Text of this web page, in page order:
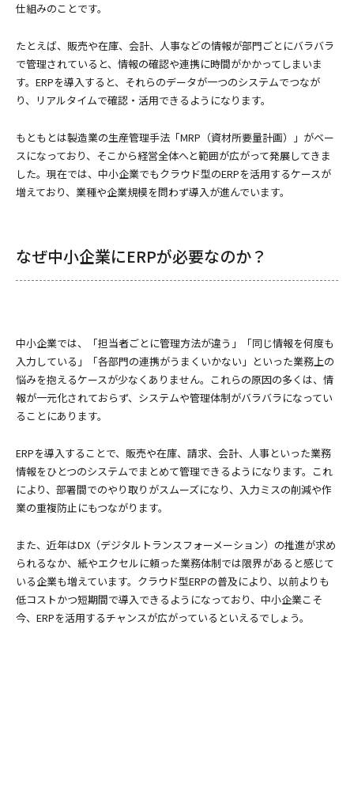
仕組みのことです。
たとえば、販売や在庫、会計、人事などの情報が部門ごとにバラバラ
で管理されていると、情報の確認や連携に時間がかかってしまいま
す。ERPを導入すると、それらのデータが一つのシステムでつなが
り、リアルタイムで確認・活用できるようになります。
もともとは製造業の生産管理手法「MRP（資材所要量計画）」がベー
スになっており、そこから経営全体へと範囲が広がって発展してきま
した。現在では、中小企業でもクラウド型のERPを活用するケースが
増えており、業種や企業規模を問わず導入が進んでいます。
なぜ中小企業にERPが必要なのか？
中小企業では、「担当者ごとに管理方法が違う」「同じ情報を何度も
入力している」「各部門の連携がうまくいかない」といった業務上の
悩みを抱えるケースが少なくありません。これらの原因の多くは、情
報が一元化されておらず、システムや管理体制がバラバラになってい
ることにあります。
ERPを導入することで、販売や在庫、請求、会計、人事といった業務
情報をひとつのシステムでまとめて管理できるようになります。これ
により、部署間でのやり取りがスムーズになり、入力ミスの削減や作
業の重複防止にもつながります。
また、近年はDX（デジタルトランスフォーメーション）の推進が求め
られるなか、紙やエクセルに頼った業務体制では限界があると感じて
いる企業も増えています。クラウド型ERPの普及により、以前よりも
低コストかつ短期間で導入できるようになっており、中小企業こそ
今、ERPを活用するチャンスが広がっているといえるでしょう。